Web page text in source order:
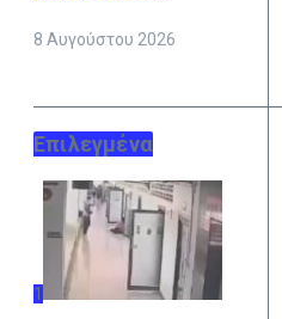
8 Αυγούστου 2026
Επιλεγμένα
1